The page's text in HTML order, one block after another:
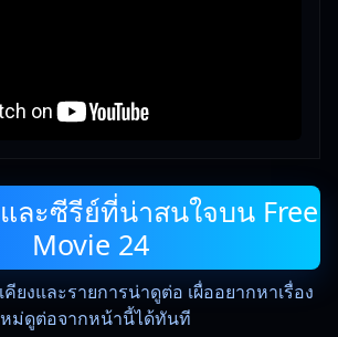
ละซีรีย์ที่น่าสนใจบน Free
Movie 24
คียงและรายการน่าดูต่อ เผื่ออยากหาเรื่อง
ม่ดูต่อจากหน้านี้ได้ทันที